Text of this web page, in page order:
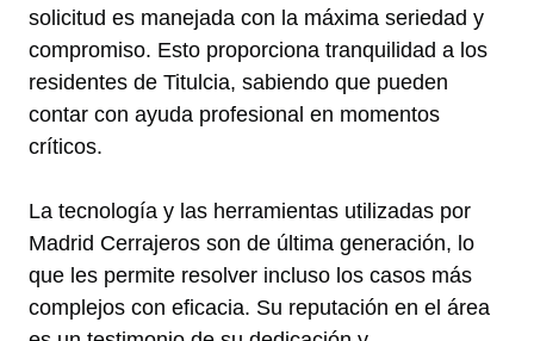
solicitud es manejada con la máxima seriedad y
compromiso. Esto proporciona tranquilidad a los
residentes de Titulcia, sabiendo que pueden
contar con ayuda profesional en momentos
críticos.
La tecnología y las herramientas utilizadas por
Madrid Cerrajeros son de última generación, lo
que les permite resolver incluso los casos más
complejos con eficacia. Su reputación en el área